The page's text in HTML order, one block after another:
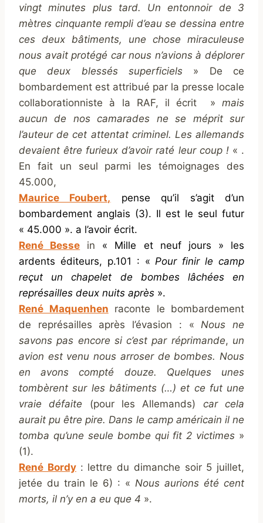
vingt minutes plus tard. Un entonnoir de 3
mètres cinquante rempli d’eau se dessina entre
ces deux bâtiments, une chose miraculeuse
nous avait protégé car nous n’avions à déplorer
que deux blessés superficiels » De ce
bombardement est attribué par la presse locale
collaborationniste à la RAF, il écrit » mais
aucun de nos camarades ne se méprit sur
l’auteur de cet attentat criminel. Les allemands
devaient être furieux d’avoir raté leur coup !« .
En fait un seul parmi les témoignages des
45.000,
Maurice Foubert, pense qu’il s’agit d’un
bombardement anglais (3). Il est le seul futur
« 45.000 ». a l’avoir écrit.
René Besse in « Mille et neuf jours » les
ardents éditeurs, p.101 : « Pour finir le camp
reçut un chapelet de bombes lâchées en
représailles deux nuits après ».
René Maquenhen raconte le bombardement
de représailles après l’évasion : « Nous ne
savons pas encore si c’est par réprimande, un
avion est venu nous arroser de bombes. Nous
en avons compté douze. Quelques unes
tombèrent sur les bâtiments (…) et ce fut une
vraie défaite (pour les Allemands) car cela
aurait pu être pire. Dans le camp américain il ne
tomba qu’une seule bombe qui fit 2 victimes »
(1).
René Bordy : lettre du dimanche soir 5 juillet,
jetée du train le 6) : « Nous aurions été cent
morts, il n’y en a eu que 4 ».